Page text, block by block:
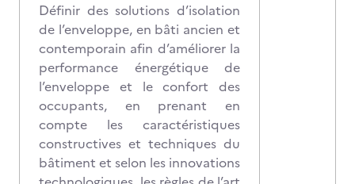
Définir des solutions d’isolation
de l’enveloppe, en bâti ancien et
contemporain afin d’améliorer la
performance énergétique de
l’enveloppe et le confort des
occupants, en prenant en
compte les caractéristiques
constructives et techniques du
bâtiment et selon les innovations